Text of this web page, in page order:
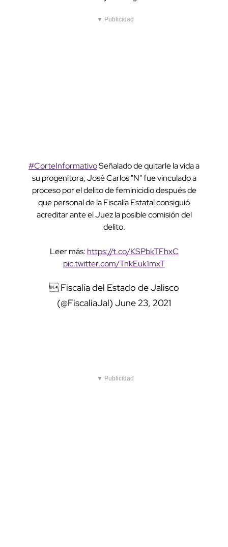
▼ Publicidad
#CorteInformativoSeñalado de quitarle la vida a
su progenitora, José Carlos "N" fue vinculado a
proceso por el delito de feminicidio después de
que personal de la Fiscalía Estatal consiguió
acreditar ante el Juez la posible comisión del
delito.
Leer más: https://t.co/KSPbkTFhxC
pic.twitter.com/TnkEuk1mxT
 Fiscalía del Estado de Jalisco
(@FiscaliaJal) June 23, 2021
▼ Publicidad